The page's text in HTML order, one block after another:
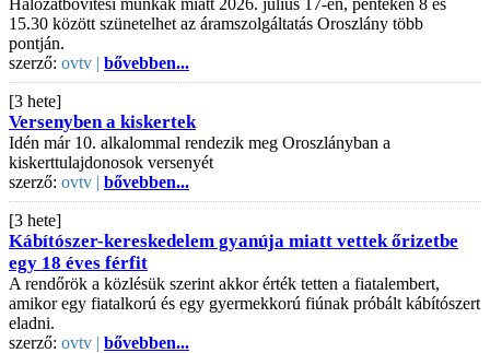
15.30 között szünetelhet az áramszolgáltatás Oroszlány több
pontján.
szerző: ovtv | bővebben...
[3 hete]
Versenyben a kiskertek
Idén már 10. alkalommal rendezik meg Oroszlányban a
kiskerttulajdonosok versenyét
szerző: ovtv | bővebben...
[3 hete]
Kábítószer-kereskedelem gyanúja miatt vettek őrizetbe
egy 18 éves férfit
A rendőrök a közlésük szerint akkor érték tetten a fiatalembert,
amikor egy fiatalkorú és egy gyermekkorú fiúnak próbált kábítószert
eladni.
szerző: ovtv | bővebben...